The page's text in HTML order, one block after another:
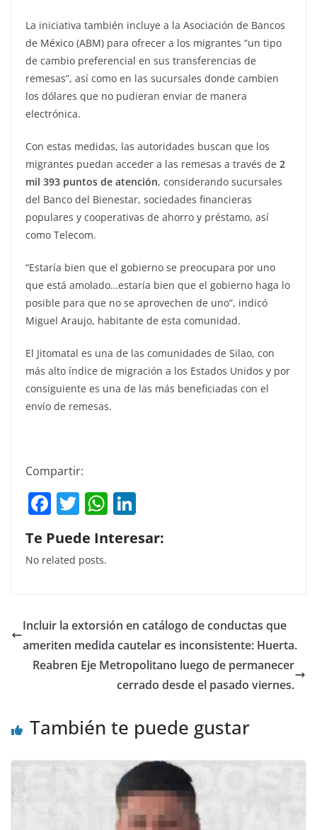
La iniciativa también incluye a la Asociación de Bancos
de México (ABM) para ofrecer a los migrantes “un tipo
de cambio preferencial en sus transferencias de
remesas”, así como en las sucursales donde cambien
los dólares que no pudieran enviar de manera
electrónica.
Con estas medidas, las autoridades buscan que los
migrantes puedan acceder a las remesas a través de 2
mil 393 puntos de atención, considerando sucursales
del Banco del Bienestar, sociedades financieras
populares y cooperativas de ahorro y préstamo, así
como Telecom.
“Estaría bien que el gobierno se preocupara por uno
que está amolado…estaría bien que el gobierno haga lo
posible para que no se aprovechen de uno”, indicó
Miguel Araujo, habitante de esta comunidad.
El Jitomatal es una de las comunidades de Silao, con
más alto índice de migración a los Estados Unidos y por
consiguiente es una de las más beneficiadas con el
envío de remesas.
Compartir:
F
a
c
e
o
o
k
T
w
itt
er
W
h
at
p
p
k
n
Te Puede Interesar:
No related posts.
Incluir la extorsión en catálogo de conductas que
ameriten medida cautelar es inconsistente: Huerta.
Reabren Eje Metropolitano luego de permanecer
cerrado desde el pasado viernes.
También te puede gustar